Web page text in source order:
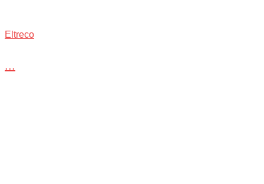
Eltreco
...